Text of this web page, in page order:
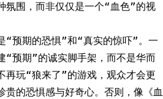
氛围，而非仅仅是一个“血色”的视
“预期的恐惧”和“真实的惊吓”。一
“预期”的诚实脚手架，而不是华而
再玩“狼来了”的游戏，观众才会更
贵的恐惧感与好奇心。否则，像《血